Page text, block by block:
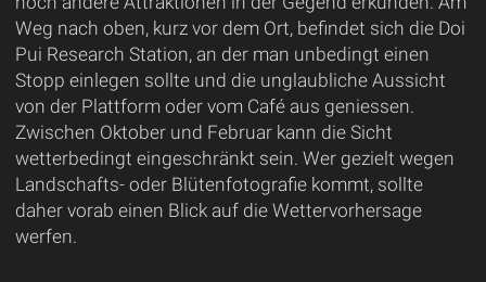
Weg nach oben, kurz vor dem Ort, befindet sich die Doi
Pui Research Station, an der man unbedingt einen
Stopp einlegen sollte und die unglaubliche Aussicht
von der Plattform oder vom Café aus geniessen.
Zwischen Oktober und Februar kann die Sicht
wetterbedingt eingeschränkt sein. Wer gezielt wegen
Landschafts- oder Blütenfotografie kommt, sollte
daher vorab einen Blick auf die Wettervorhersage
werfen.